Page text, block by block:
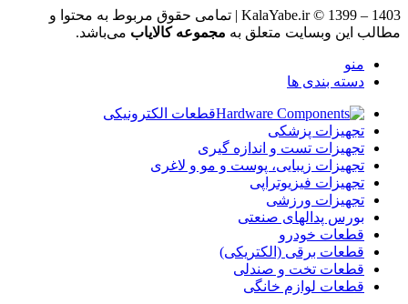
KalaYabe.ir © 1399 – 1403 | تمامی حقوق مربوط به محتوا و
مطالب این وبسایت متعلق به مجموعه کالایاب می‌باشد.
منو
دسته بندی ها
قطعات الکترونیکی
تجهیزات پزشکی
تجهیزات تست و اندازه گیری
تجهیزات زیبایی، پوست و مو و لاغری
تجهیزات فیزیوتراپی
تجهیزات ورزشی
بورس پدالهای صنعتی
قطعات خودرو
قطعات برقی (الکتریکی)
قطعات تخت و صندلی
قطعات لوازم خانگی